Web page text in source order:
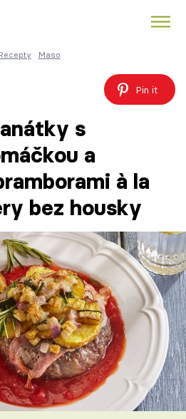
Maso
Pin it
s
a
à la
bez housky